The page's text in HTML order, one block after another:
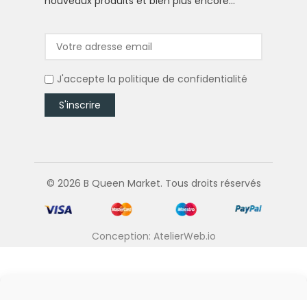
J'accepte la politique de confidentialité
© 2026 B Queen Market. Tous droits réservés
Conception: AtelierWeb.io